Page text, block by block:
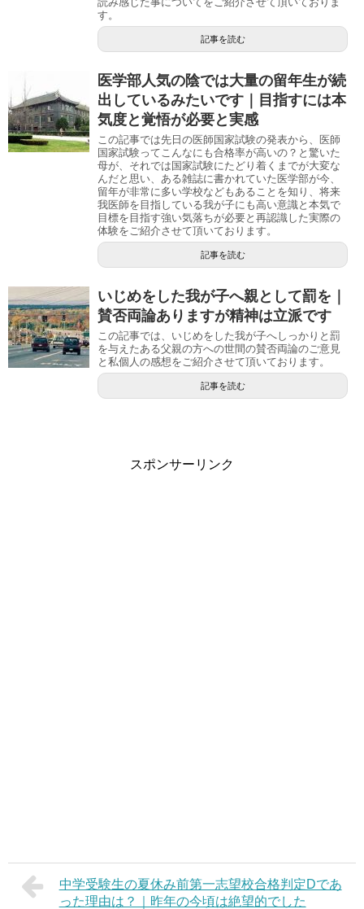
す。
記事を読む
医学部人気の陰では大量の留年生が続
出しているみたいです｜目指すには本
気度と覚悟が必要と実感
この記事では先日の医師国家試験の発表から、医師
国家試験ってこんなにも合格率が高いの？と驚いた
母が、それでは国家試験にたどり着くまでが大変な
んだと思い、ある雑誌に書かれていた医学部が今、
留年が非常に多い学校などもあることを知り、将来
我医師を目指している我が子にも高い意識と本気で
目標を目指す強い気落ちが必要と再認識した実際の
体験をご紹介させて頂いております。
記事を読む
いじめをした我が子へ親として罰を｜
賛否両論ありますが精神は立派です
この記事では、いじめをした我が子へしっかりと罰
を与えたある父親の方への世間の賛否両論のご意見
と私個人の感想をご紹介させて頂いております。
記事を読む
スポンサーリンク
中学受験生の夏休み前第一志望校合格判定Dであ
った理由は？｜昨年の今頃は絶望的でした